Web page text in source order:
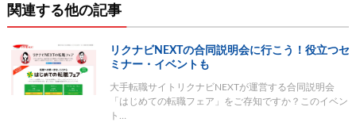
関連する他の記事
リクナビNEXTの合同説明会に行こう！役立つセ
ミナー・イベントも
大手転職サイトリクナビNEXTが運営する合同説明会
「はじめての転職フェア」をご存知ですか？このイベン
ト…